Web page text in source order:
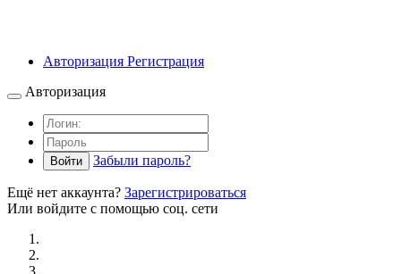
Авторизация Регистрация
Авторизация
Войти Забыли пароль?
Ещё нет аккаунта? Зарегистрироваться
Или войдите с помощью соц. сети